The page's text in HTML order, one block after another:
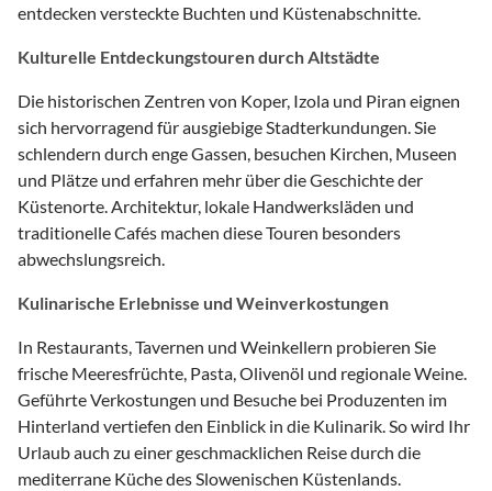
entdecken versteckte Buchten und Küstenabschnitte.
Kulturelle Entdeckungstouren durch Altstädte
Die historischen Zentren von Koper, Izola und Piran eignen
sich hervorragend für ausgiebige Stadterkundungen. Sie
schlendern durch enge Gassen, besuchen Kirchen, Museen
und Plätze und erfahren mehr über die Geschichte der
Küstenorte. Architektur, lokale Handwerksläden und
traditionelle Cafés machen diese Touren besonders
abwechslungsreich.
Kulinarische Erlebnisse und Weinverkostungen
In Restaurants, Tavernen und Weinkellern probieren Sie
frische Meeresfrüchte, Pasta, Olivenöl und regionale Weine.
Geführte Verkostungen und Besuche bei Produzenten im
Hinterland vertiefen den Einblick in die Kulinarik. So wird Ihr
Urlaub auch zu einer geschmacklichen Reise durch die
mediterrane Küche des Slowenischen Küstenlands.